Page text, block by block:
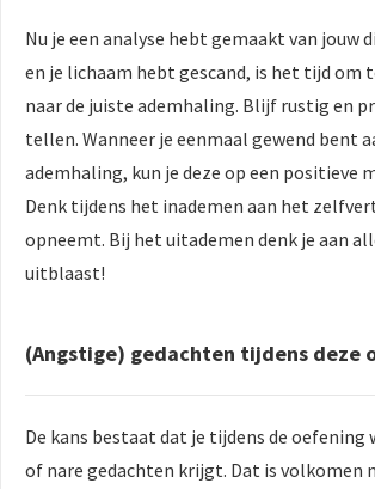
Nu je een analyse hebt gemaakt van jouw
en je lichaam hebt gescand, is het tijd om
naar de juiste ademhaling. Blijf rustig en
tellen. Wanneer je eenmaal gewend bent
ademhaling, kun je deze op een positieve
Denk tijdens het inademen aan het
opneemt. Bij het uitademen denk je aan
uitblaast!
(Angstige) gedachten tijdens deze
De kans bestaat dat je tijdens de oefening
of nare gedachten krijgt. Dat is volkomen